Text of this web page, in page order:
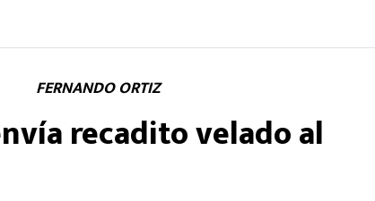
FERNANDO ORTIZ
recadito velado al